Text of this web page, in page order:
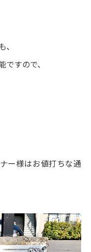
、
ですので、
ー様はお値打ちな通